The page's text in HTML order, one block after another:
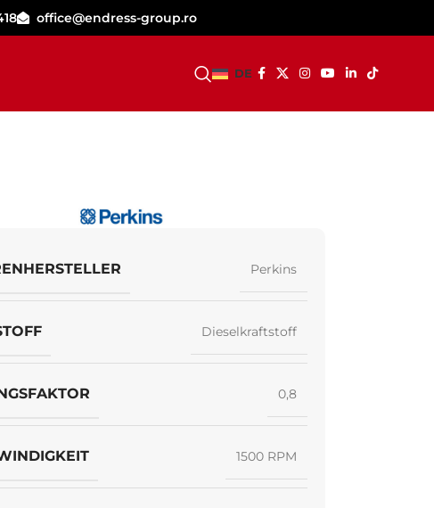
office@endress-group.ro
DE
Perkins
Dieselkraftstoff
0,8
1500 RPM